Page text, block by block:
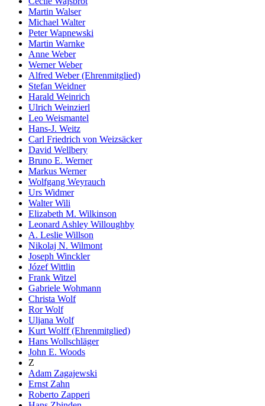
Martin Walser
Michael Walter
Peter Wapnewski
Martin Warnke
Anne Weber
Werner Weber
Alfred Weber (Ehrenmitglied)
Stefan Weidner
Harald Weinrich
Ulrich Weinzierl
Leo Weismantel
Hans-J. Weitz
Carl Friedrich von Weizsäcker
David Wellbery
Bruno E. Werner
Markus Werner
Wolfgang Weyrauch
Urs Widmer
Walter Wili
Elizabeth M. Wilkinson
Leonard Ashley Willoughby
A. Leslie Willson
Nikolaj N. Wilmont
Joseph Winckler
Józef Wittlin
Frank Witzel
Gabriele Wohmann
Christa Wolf
Ror Wolf
Uljana Wolf
Kurt Wolff (Ehrenmitglied)
Hans Wollschläger
John E. Woods
Z
Adam Zagajewski
Ernst Zahn
Roberto Zapperi